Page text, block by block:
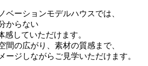
ベーションモデルハウスでは、
からない
感していただけます。
間の広がり、素材の質感まで、
ージしながらご見学いただけます。